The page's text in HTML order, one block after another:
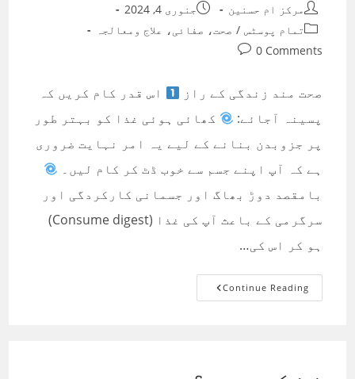
Post
author:
مرکز ام حسنین
Post
published:
جنوری 4, 2024
Post
category:
تمام پوسٹس / صحت، صفائی، علاج ومعالجہ
Post
0 Comments
صحت مند زندگی کے راز
اس قدر کام کریں کہ
پسینہ آجائے:
کھائی ہوئی غذا کو بہتر طور
پر جزوبدن بنانے کے لیے یہ امر نہایت ضروری
ہے کہ آپ اپنے جسم سے خوب ڈٹ کر کام لیں۔
بامقصد دوڑ بھاگ اور جسمانی کارکردگی اور
سرگرمی کے باعث آپ کی غذا (Consume digest)
ہو کر اس کی…
Continue Readingصحت
مند